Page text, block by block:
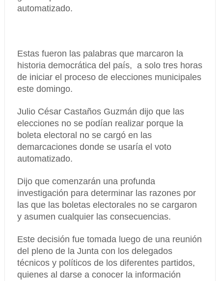
automatizado.
Estas fueron las palabras que marcaron la
historia democrática del país, a solo tres horas
de iniciar el proceso de elecciones municipales
este domingo.
Julio César Castaños Guzmán dijo que las
elecciones no se podían realizar porque la
boleta electoral no se cargó en las
demarcaciones donde se usaría el voto
automatizado.
Dijo que comenzarán una profunda
investigación para determinar las razones por
las que las boletas electorales no se cargaron
y asumen cualquier las consecuencias.
Este decisión fue tomada luego de una reunión
del pleno de la Junta con los delegados
técnicos y políticos de los diferentes partidos,
quienes al darse a conocer la información